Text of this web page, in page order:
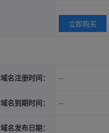
立即购买
域名注册时间： --
域名到期时间： --
域名发布日期：